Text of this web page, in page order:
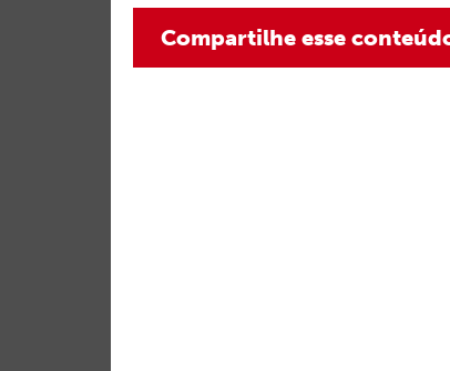
Compartilhe esse